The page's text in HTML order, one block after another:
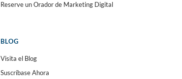
Reserve un Orador de Marketing Digital
BLOG
Visita el Blog
Suscríbase Ahora